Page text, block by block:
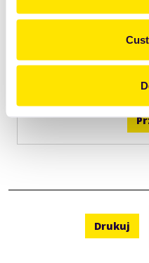
Zobacz składniki,
pomogą Ci lepiej
dla
Drukuj